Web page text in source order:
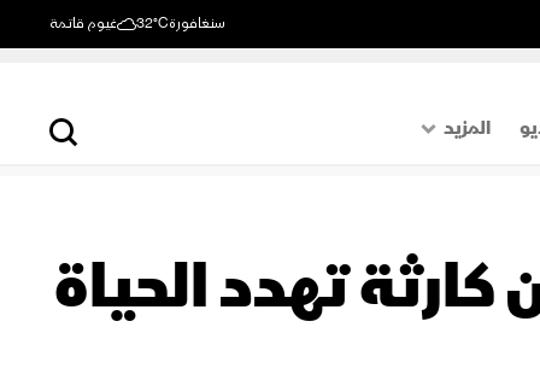
سنغافورة32°C غيوم قاتمة
المزيد
اقتصاد
تهدد الحياة